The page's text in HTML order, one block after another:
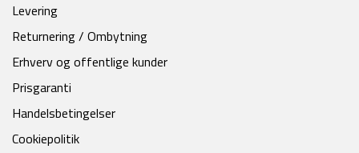
Levering
Returnering / Ombytning
Erhverv og offentlige kunder
Prisgaranti
Handelsbetingelser
Cookiepolitik